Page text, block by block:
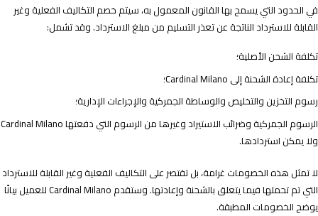
في الحدود التي يسمح بها القانون المعمول به، سيتم خصم التكاليف الفعلية وغير
القابلة للاسترداد الناتجة عن تعذر التسليم من مبلغ الاسترداد. وقد تشمل:
تكلفة الشحن الأصلية؛
تكلفة إعادة الشحنة إلى Cardinal Milano؛
رسوم التخزين والتخليص والوساطة الجمركية والإجراءات الإدارية؛
الرسوم الجمركية وضرائب الاستيراد وغيرها من الرسوم التي دفعتها Cardinal Milano
ولا يمكن استردادها.
لا تمثل هذه الخصومات غرامة، بل تقتصر على التكاليف الفعلية وغير القابلة للاسترداد
التي تم تحملها فيما يتعلق بالشحنة وإعادتها. وستقدم Cardinal Milano للعميل بيانًا
يوضح الخصومات المطبقة.